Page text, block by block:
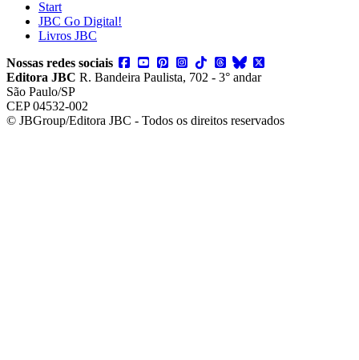
Start
JBC Go Digital!
Livros JBC
Nossas redes sociais
Editora JBC R. Bandeira Paulista, 702 - 3° andar
São Paulo/SP
CEP 04532-002
© JBGroup/Editora JBC - Todos os direitos reservados